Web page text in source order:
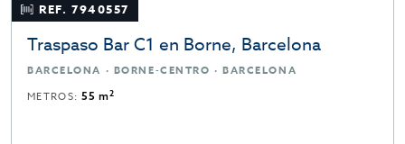
REF. 7940557
Traspaso Bar C1 en Borne, Barcelona
BARCELONA · BORNE-CENTRO · BARCELONA
METROS:55 m2